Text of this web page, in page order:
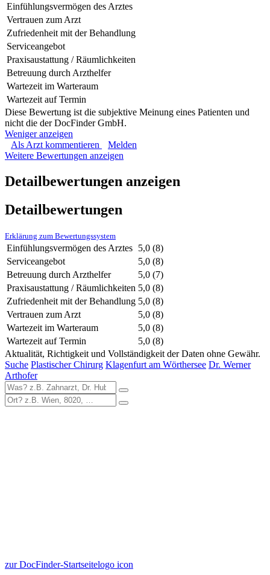
Einfühlungsvermögen des Arztes
Vertrauen zum Arzt
Zufriedenheit mit der Behandlung
Serviceangebot
Praxisaustattung / Räumlichkeiten
Betreuung durch Arzthelfer
Wartezeit im Warteraum
Wartezeit auf Termin
Diese Bewertung ist die subjektive Meinung eines Patienten und
nicht die der DocFinder GmbH.
Weniger anzeigen
Als Arzt kommentieren
Melden
Weitere Bewertungen anzeigen
Detailbewertungen anzeigen
Detailbewertungen
Erklärung zum Bewertungssystem
Einfühlungsvermögen des Arztes 5,0 (8)
Serviceangebot
5,0 (8)
Betreuung durch Arzthelfer
5,0 (7)
Praxisaustattung / Räumlichkeiten 5,0 (8)
Zufriedenheit mit der Behandlung 5,0 (8)
Vertrauen zum Arzt
5,0 (8)
Wartezeit im Warteraum
5,0 (8)
Wartezeit auf Termin
5,0 (8)
Aktualität, Richtigkeit und Vollständigkeit der Daten ohne Gewähr.
Suche Plastischer Chirurg Klagenfurt am Wörthersee Dr. Werner
Arthofer
zur DocFinder-Startseitelogo icon